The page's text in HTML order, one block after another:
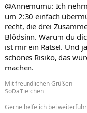
@Annemumu: Ich
um 2:30 einfach
recht, die drei
Blödsinn. Warum du
ist mir ein Rätsel. Und
schönes Risiko, das
machen.
Mit freundlichen Grüßen
SoDaTierchen
Gerne helfe ich bei